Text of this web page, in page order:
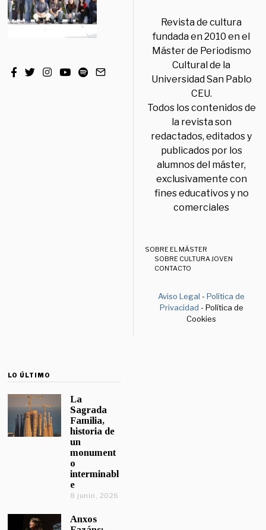
Revista de cultura
fundada en 2010 en el
Máster de Periodismo
Cultural de la
Universidad San Pablo
CEU.
Todos los contenidos de
la revista son
redactados, editados y
publicados por los
alumnos del máster,
exclusivamente con
fines educativos y no
comerciales
SOBRE EL MÁSTER
SOBRE CULTURA JOVEN
CONTACTO
Aviso Legal -Política de
Privacidad - Política de
Cookies
LO ÚLTIMO
La
Sagrada
Familia,
historia de
un
monument
o
interminabl
e
8 junio, 2026
Anxos